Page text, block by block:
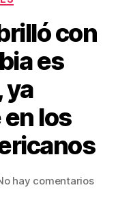
con
es
ya
los
hay comentariosen